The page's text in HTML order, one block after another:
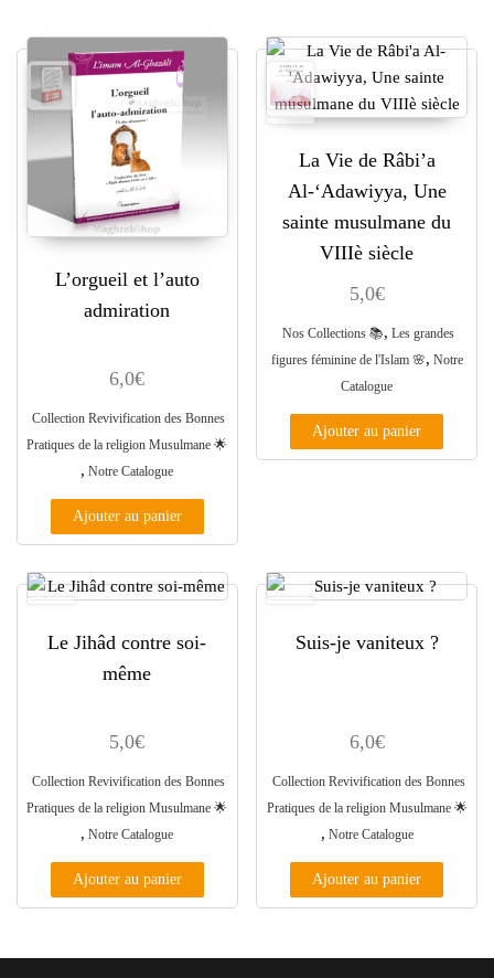
L’orgueil et l’auto
admiration
6,0€
Collection Revivification des Bonnes
Pratiques de la religion Musulmane ​🌟​
, Notre Catalogue
Ajouter au panier
La Vie de Râbi’a
Al-‘Adawiyya, Une
sainte musulmane du
VIIIè siècle
5,0€
Nos Collections 📚, Les grandes
figures féminine de l'Islam 🌸, Notre
Catalogue
Ajouter au panier
Le Jihâd contre soi-
même
5,0€
Collection Revivification des Bonnes
Pratiques de la religion Musulmane ​🌟​
, Notre Catalogue
Ajouter au panier
Suis-je vaniteux ?
6,0€
Collection Revivification des Bonnes
Pratiques de la religion Musulmane ​🌟​
, Notre Catalogue
Ajouter au panier